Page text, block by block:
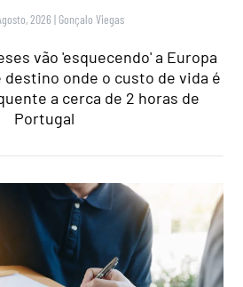
2026 | Gonçalo Viegas
vão 'esquecendo' a Europa
onde o custo de vida é
a cerca de 2 horas de
Portugal